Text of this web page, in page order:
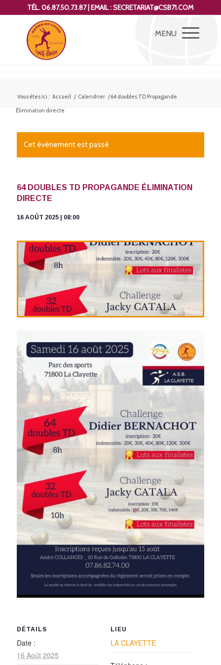
TÉL. 06.87.50.73.87 | EMAIL : SECRETARIAT@CSB71.COM
Vous êtes ici : Accueil / Calendrier /64 doubles TD Propagande
Élimination directe
Cet évènement est passé
64 DOUBLES TD PROPAGANDE ÉLIMINATION
DIRECTE
16 AOÛT 2025 | 08:00
DÉTAILS
Date :
16 Août 2025
LIEU
LA CLAYETTE